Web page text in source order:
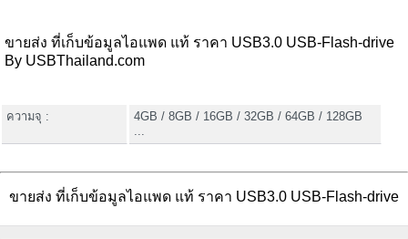
ขายส่ง ที่เก็บข้อมูลไอแพด แท้ ราคา USB3.0 USB-Flash-drive
By USBThailand.com
ความจุ :
4GB / 8GB / 16GB / 32GB / 64GB / 128GB
ขายส่ง ที่เก็บข้อมูลไอแพด แท้ ราคา USB3.0 USB-Flash-drive